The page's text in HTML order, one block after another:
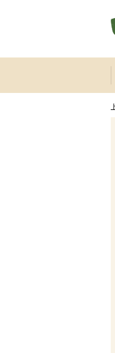
ここからサイト内共通メニ
サイト内共通メニューをス